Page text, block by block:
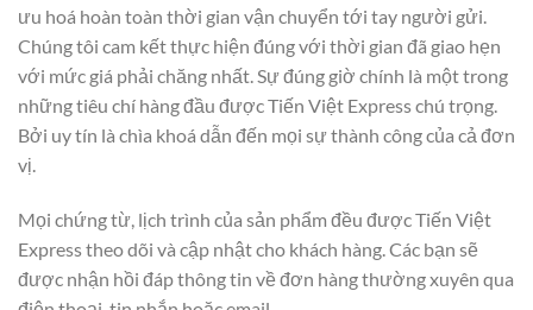
ưu hoá hoàn toàn thời gian vận chuyển tới tay người gửi.
Chúng tôi cam kết thực hiện đúng với thời gian đã giao hẹn
với mức giá phải chăng nhất. Sự đúng giờ chính là một trong
những tiêu chí hàng đầu được Tiến Việt Express chú trọng.
Bởi uy tín là chìa khoá dẫn đến mọi sự thành công của cả đơn
vị.
Mọi chứng từ, lịch trình của sản phẩm đều được Tiến Việt
Express theo dõi và cập nhật cho khách hàng. Các bạn sẽ
được nhận hồi đáp thông tin về đơn hàng thường xuyên qua